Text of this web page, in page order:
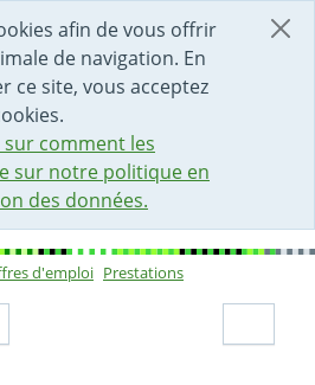
afin de vous offrir
de navigation. En
ce site, vous acceptez
comment les
sur notre politique en
des données.
DE LA PAGE
RECHERCHE
d'emploi Prestations